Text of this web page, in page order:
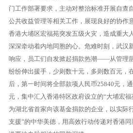
门工作部署要求，主动对整治标准开展自查
公共收益管理等相关工作，展现良好的协作
香港大埔区宏福苑突发五级火灾，造成重大
深深牵动着内地同胞的心。危难时刻，武汉
响应，员工们自发掀起捐款热潮——从管理
纷纷伸出援手，少则数十元，多则数百元，
后，第一时间将全部款项人民币25840元，
元，集中汇入香港特区政府设立的“大埔宏
为湖北省首家向该基金捐款的企业，以实际
支援”的中华美德，用高效行动传递对香港